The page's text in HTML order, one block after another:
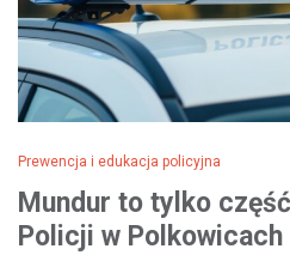
Prewencja i edukacja policyjna
Mundur to tylko
Policji w Polkowicach